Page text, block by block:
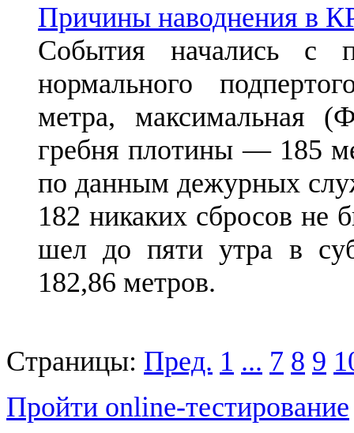
Причины наводнения в
События начались с
нормального
метра, максимальная
гребня плотины — 185
по данным дежурных
182 никаких сбросов не
шел до пяти утра в
182,86 метров.
Страницы: Пред. 1 ... 7 8 9
Пройти online-тестирование